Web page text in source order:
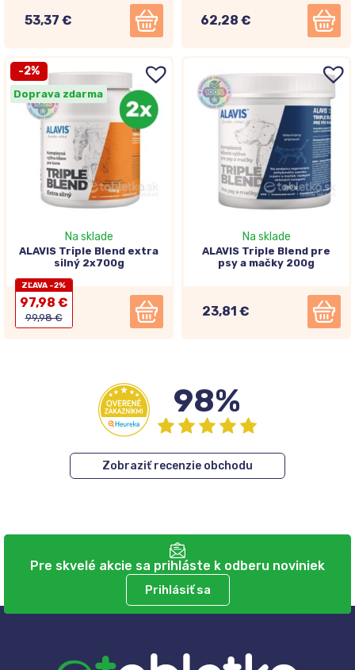
53,37 € 62,28 €
-2%
Doprava zdarma
Na sklade
ALAVIS Triple Blend extra
silný 2x700g
ZĽAVA -2%
97,98 €
99,98 €
Na sklade
ALAVIS Triple Blend pre
psy a mačky 200g
23,81 €
98%
Zobraziť recenzie obchodu
Pre skvelé akcie sa prihláste k odberu noviniek
Prihlásiť sa